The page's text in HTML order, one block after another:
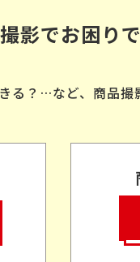
影でお困り
る？…など、商品撮